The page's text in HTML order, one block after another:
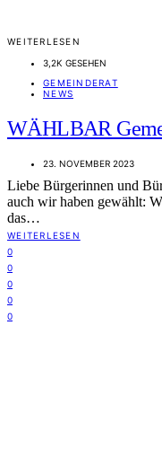
WEITERLESEN
3,2K GESEHEN
GEMEINDERAT
NEWS
WÄHLBAR
23. NOVEMBER 2023
Liebe Bürgerinnen und
auch wir haben gewählt:
das…
WEITERLESEN
0
0
0
0
0